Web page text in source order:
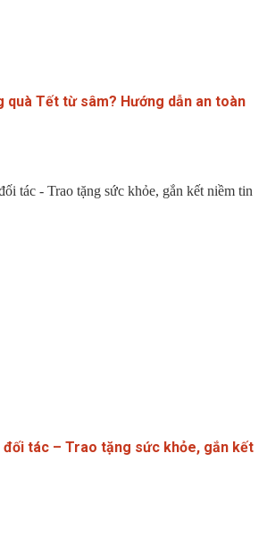
quà Tết từ sâm? Hướng dẫn an toàn
đối tác – Trao tặng sức khỏe, gắn kết